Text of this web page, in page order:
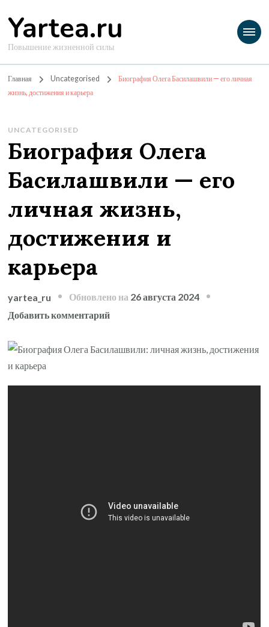
Yartea.ru
Повышение жизненной силы
Главная Uncategorised
Биография Олега Басилашвили — его личная
жизнь, достижения и карьера
UNCATEGORISED
Биография Олега
Басилашвили — его
личная жизнь,
достижения и
карьера
yartea_ru Обновлено на 26 августа 2024
Добавить комментарийк
Биография